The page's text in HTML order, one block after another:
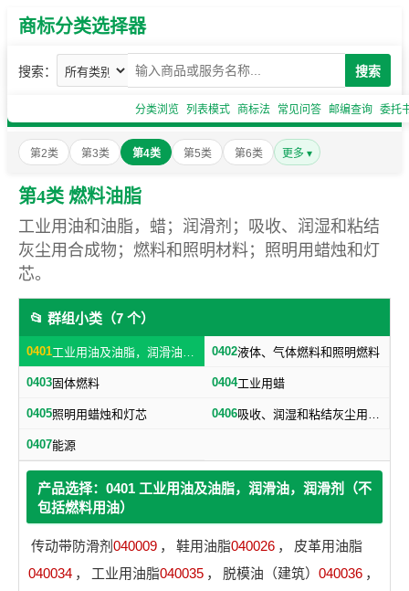
商标分类选择器
搜索： 搜索
分类浏览 列表模式 商标法 常见问答 邮编查询 委托
第2类 第3类 第4类 第5类 第6类 更多 ▾
第4类 燃料油脂
工业用油和油脂，蜡；润滑剂；吸收、润湿和粘结
灰尘用合成物；燃料和照明材料；照明用蜡烛和灯
芯。
📂 群组小类（7 个）
0401 工业用油及油脂，润滑油，润滑剂（不包括燃料用油） 0402液体、气体燃料和照明燃料
0403固体燃料 0404工业用蜡
0405照明用蜡烛和灯芯 0406 吸收、润湿和粘结灰尘用合成物
0407能源
产品选择：0401 工业用油及油脂，润滑油，润滑剂（不
包括燃料用油）
传动带防滑剂 040009 ， 鞋用油脂040026 ，
皮革用油脂
040034 ， 工业用油脂040035 ， 脱模油（建筑） 040036 ，